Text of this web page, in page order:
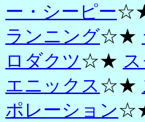
ー・シーピー
ランニング☆★
ロダクツ☆★
エニックス☆★
ポレーション